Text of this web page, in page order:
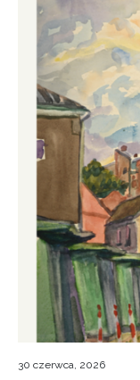
30 czerwca, 2026